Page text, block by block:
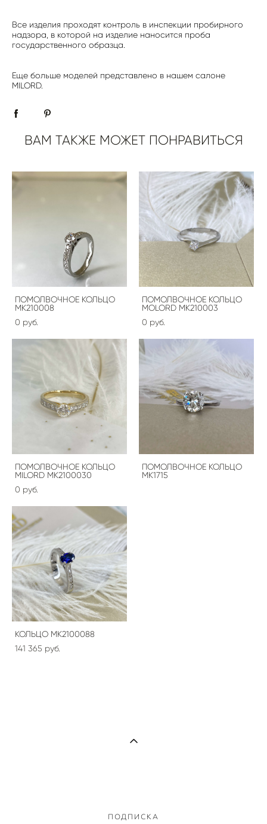
Все изделия проходят контроль в инспекции пробирного
надзора, в которой на изделие наносится проба
государственного образца.
Еще больше моделей представлено в нашем салоне
MILORD.
ВАМ ТАКЖЕ МОЖЕТ ПОНРАВИТЬСЯ
ПОМОЛВОЧНОЕ КОЛЬЦО
MK210008
0 pуб.
ПОМОЛВОЧНОЕ КОЛЬЦО
MOLORD МК210003
0 pуб.
ПОМОЛВОЧНОЕ КОЛЬЦО
MILORD МК2100030
0 pуб.
ПОМОЛВОЧНОЕ КОЛЬЦО
MK1715
КОЛЬЦО МК2100088
141 365 pуб.
ПОДПИСКА